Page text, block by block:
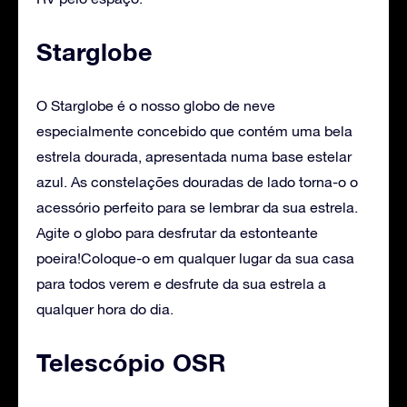
Starglobe
O Starglobe é o nosso globo de neve
especialmente concebido que contém uma bela
estrela dourada, apresentada numa base estelar
azul. As constelações douradas de lado torna-o o
acessório perfeito para se lembrar da sua estrela.
Agite o globo para desfrutar da estonteante
poeira!Coloque-o em qualquer lugar da sua casa
para todos verem e desfrute da sua estrela a
qualquer hora do dia.
Telescópio OSR